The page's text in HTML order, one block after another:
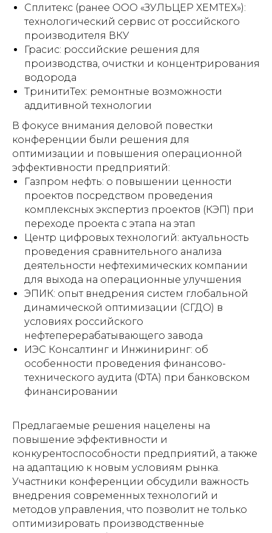
Сплитекс (ранее ООО «ЗУЛЬЦЕР ХЕМТЕХ»):
технологический сервис от российского
производителя ВКУ
Грасис: российские решения для
производства, очистки и концентрирования
водорода
ТринитиТех: ремонтные возможности
аддитивной технологии
В фокусе внимания деловой повестки
конференции были решения для
оптимизации и повышения операционной
эффективности предприятий:
Газпром нефть: о повышении ценности
проектов посредством проведения
комплексных экспертиз проектов (КЭП) при
переходе проекта с этапа на этап
Центр цифровых технологий: актуальность
проведения сравнительного анализа
деятельности нефтехимических компании
для выхода на операционные улучшения
ЭПИК: опыт внедрения систем глобальной
динамической оптимизации (СГДО) в
условиях российского
нефтеперерабатывающего завода
ИЭС Консалтинг и Инжиниринг: об
особенности проведения финансово-
технического аудита (ФТА) при банковском
финансировании
Предлагаемые решения нацелены на
повышение эффективности и
конкурентоспособности предприятий, а также
на адаптацию к новым условиям рынка.
Участники конференции обсудили важность
внедрения современных технологий и
методов управления, что позволит не только
оптимизировать производственные